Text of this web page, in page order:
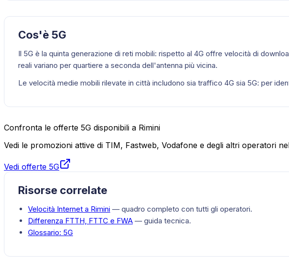
Cos'è 5G
Il 5G è la quinta generazione di reti mobili: rispetto al 4G offre velocità di
reali variano per quartiere a seconda dell'antenna più vicina.
Le velocità medie mobili rilevate in città includono sia traffico 4G sia 5G: per
Confronta le offerte 5G disponibili a Rimini
Vedi le promozioni attive di TIM, Fastweb, Vodafone e degli altri operatori
Vedi offerte 5G
Risorse correlate
Velocità Internet a Rimini — quadro completo con tutti gli operatori.
Differenza FTTH, FTTC e FWA — guida tecnica.
Glossario: 5G